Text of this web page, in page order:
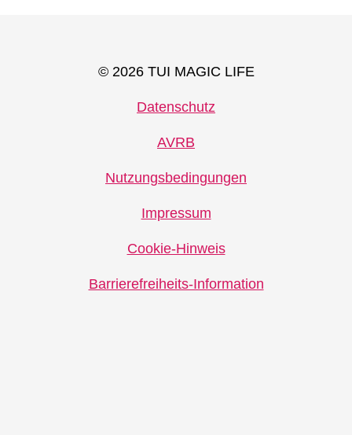
© 2026 TUI MAGIC LIFE
Datenschutz
AVRB
Nutzungsbedingungen
Impressum
Cookie-Hinweis
Barrierefreiheits-Information